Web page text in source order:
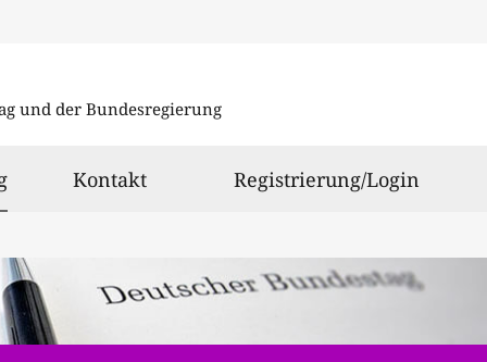
und der Bundesregierung
ausgewählt
Kontakt Registrierung/Login